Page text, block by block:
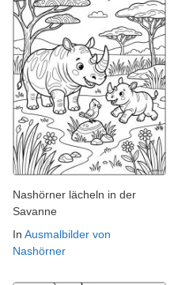
Nashörner lächeln in der
Savanne
In Ausmalbilder von
Nashörner